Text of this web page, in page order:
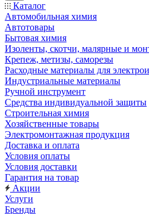
Каталог
Автомобильная химия
Автотовары
Бытовая химия
Изоленты, скотчи, малярные и
Крепеж, метизы, саморезы
Расходные материалы для
Индустриальные материалы
Ручной инструмент
Средства индивидуальной защиты
Строительная химия
Хозяйственные товары
Электромонтажная продукция
Доставка и оплата
Условия оплаты
Условия доставки
Гарантия на товар
Акции
Услуги
Бренды